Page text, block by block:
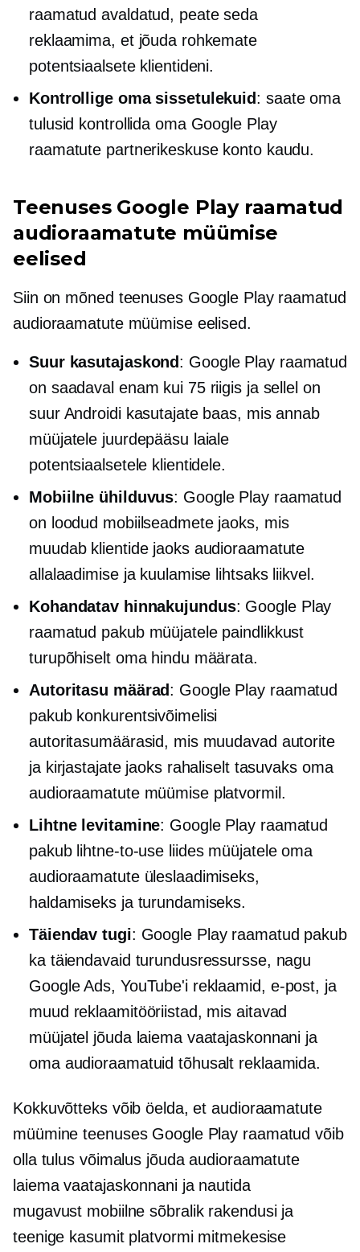
raamatud avaldatud, peate seda
reklaamima, et jõuda rohkemate
potentsiaalsete klientideni.
Kontrollige oma sissetulekuid: saate oma
tulusid kontrollida oma Google Play
raamatute partnerikeskuse konto kaudu.
Teenuses Google Play raamatud
audioraamatute müümise
eelised
Siin on mõned teenuses Google Play raamatud
audioraamatute müümise eelised.
Suur kasutajaskond: Google Play raamatud
on saadaval enam kui 75 riigis ja sellel on
suur Androidi kasutajate baas, mis annab
müüjatele juurdepääsu laiale
potentsiaalsetele klientidele.
Mobiilne ühilduvus: Google Play raamatud
on loodud mobiilseadmete jaoks, mis
muudab klientide jaoks audioraamatute
allalaadimise ja kuulamise lihtsaks liikvel.
Kohandatav hinnakujundus: Google Play
raamatud pakub müüjatele paindlikkust
turupõhiselt oma hindu määrata.
Autoritasu määrad: Google Play raamatud
pakub konkurentsivõimelisi
autoritasumäärasid, mis muudavad autorite
ja kirjastajate jaoks rahaliselt tasuvaks oma
audioraamatute müümise platvormil.
Lihtne levitamine: Google Play raamatud
pakub lihtne-to-use liides müüjatele oma
audioraamatute üleslaadimiseks,
haldamiseks ja turundamiseks.
Täiendav tugi: Google Play raamatud pakub
ka täiendavaid turundusressursse, nagu
Google Ads, YouTube'i reklaamid, e-post, ja
muud reklaamitööriistad, mis aitavad
müüjatel jõuda laiema vaatajaskonnani ja
oma audioraamatuid tõhusalt reklaamida.
Kokkuvõtteks võib öelda, et audioraamatute
müümine teenuses Google Play raamatud võib
olla tulus võimalus jõuda audioraamatute
laiema vaatajaskonnani ja nautida
mugavust mobiilne sõbralikrakendusi ja
teenige kasumit platvormi mitmekesise